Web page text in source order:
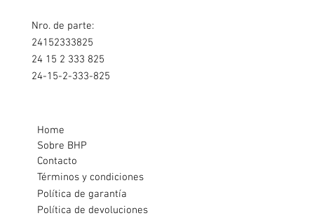
Nro. de parte:
24152333825
24 15 2 333 825
24-15-2-333-825
Home
Sobre BHP
Contacto
Términos y condiciones
Política de garantía
Política de devoluciones